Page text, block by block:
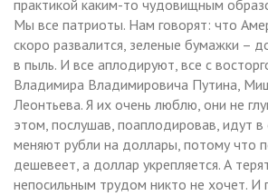
практикой каким-то чудовищным
Мы все патриоты. Нам говорят: что
скоро развалится, зеленые бумажки –
в пыль. И все аплодируют, все с
Владимира Владимировича Путина,
Леонтьева. Я их очень люблю, они не
этом, послушав, поаплодировав, идут в
меняют рубли на доллары, потому что
дешевеет, а доллар укрепляется. А
непосильным трудом никто не хочет. И